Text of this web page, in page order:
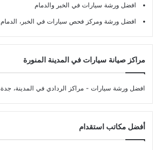
افضل ورشة سيارات في الخبر والدمام
افضل ورشة ومركز فحص سيارات في الخبر، الدمام
مراكز صيانة سيارات في المدينة المنورة
افضل ورشة سيارات - مراكز الردادي في المدينة،
أفضل مكاتب استقدام